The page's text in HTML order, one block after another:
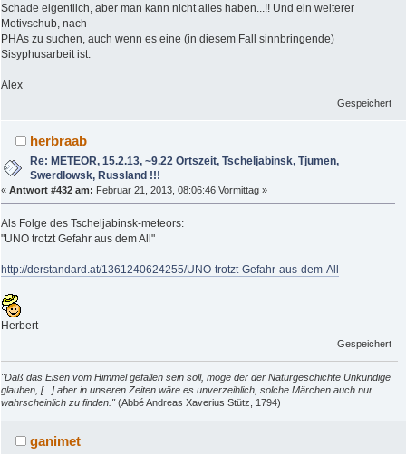
Schade eigentlich, aber man kann nicht alles haben...!! Und ein weiterer
Motivschub, nach
PHAs zu suchen, auch wenn es eine (in diesem Fall sinnbringende)
Sisyphusarbeit ist.
Alex
Gespeichert
herbraab
Re: METEOR, 15.2.13, ~9.22 Ortszeit, Tscheljabinsk, Tjumen,
Swerdlowsk, Russland !!!
« Antwort #432 am: Februar 21, 2013, 08:06:46 Vormittag »
Als Folge des Tscheljabinsk-meteors:
"UNO trotzt Gefahr aus dem All"
http://derstandard.at/1361240624255/UNO-trotzt-Gefahr-aus-dem-All
Herbert
Gespeichert
"Daß das Eisen vom Himmel gefallen sein soll, möge der der Naturgeschichte Unkundige
glauben, [...] aber in unseren Zeiten wäre es unverzeihlich, solche Märchen auch nur
wahrscheinlich zu finden."(Abbé Andreas Xaverius Stütz, 1794)
ganimet